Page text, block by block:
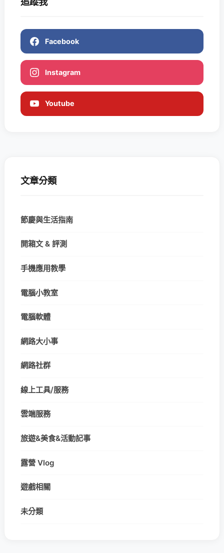
Facebook
Instagram
Youtube
文章分類
節慶與生活指南
開箱文 & 評測
手機應用教學
電腦小教室
電腦軟體
網路大小事
網路社群
線上工具/服務
雲端服務
旅遊&美食&活動記事
露營 Vlog
遊戲相關
未分類